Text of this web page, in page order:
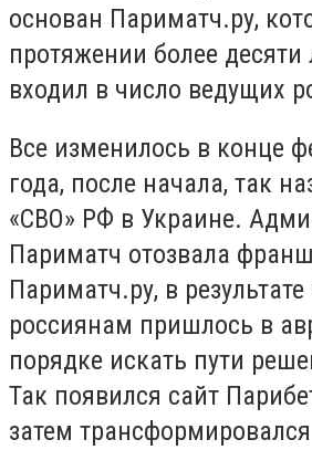
основан Париматч.ру,
протяжении более десяти
входил в число ведущих
Все изменилось в конце
года, после начала, так
«СВО» РФ в Украине.
Париматч отозвала
Париматч.ру, в результате
россиянам пришлось в
порядке искать пути
Так появился сайт
затем